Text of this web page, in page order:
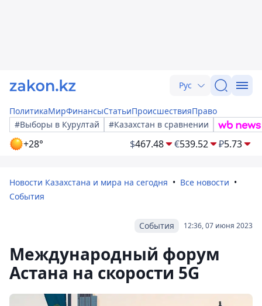
Рус
ПолитикаМирФинансыСтатьиПроисшествияПраво
#Выборы в Курултай
#Казахстан в сравнении
+28° $467.48 €539.52 ₽5.73
Новости Казахстана и мира на сегодня
Все новости
События
12:36, 07 июня 2023
События
Международный форум
Астана на скорости 5G